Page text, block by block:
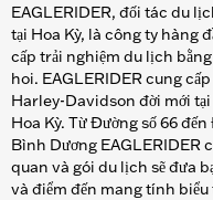
EAGLERIDER, đối tác du
tại Hoa Kỳ, là công ty hàng
cấp trải nghiệm du lịch
hoi. EAGLERIDER cung
Harley-Davidson đời mới
Hoa Kỳ. Từ Đường số 66
Bình Dương EAGLERIDER
quan và gói du lịch sẽ đưa
và điểm đến mang tính biểu